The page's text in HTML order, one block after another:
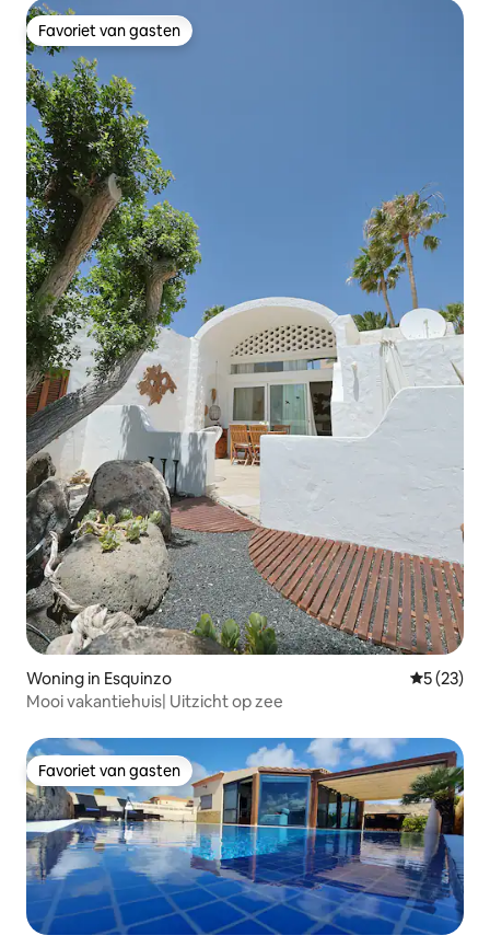
Favoriet van gasten
Favoriet van gasten
Woning in Esquinzo
5 (23)
Mooi vakantiehuis| Uitzicht op zee
Favoriet van gasten
Favoriet van gasten